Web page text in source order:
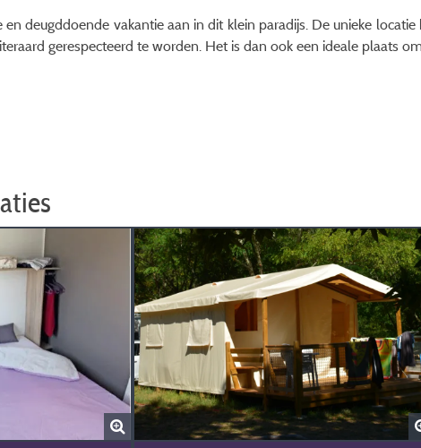
deugddoende vakantie aan in dit klein paradijs. De unieke
gerespecteerd te worden. Het is dan ook een ideale plaats